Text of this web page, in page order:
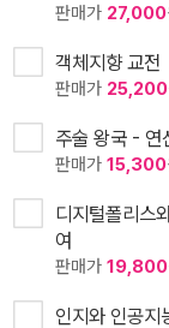
판매가 27,000
객체지향 교전
판매가 25,200
주술 왕국 - 연
판매가 15,300
디지털폴리스
여
판매가 19,800
인지와 인공